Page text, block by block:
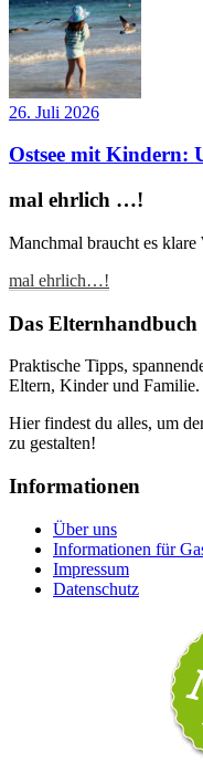
26. Juli 2026
Ostsee mit Kindern:
mal ehrlich …!
Manchmal braucht es
mal ehrlich…!
Das Elternhandbuch
Praktische Tipps,
Eltern, Kinder und Familie.
Hier findest du alles, um
zu gestalten!
Informationen
Über uns
Informationen für
Impressum
Datenschutz